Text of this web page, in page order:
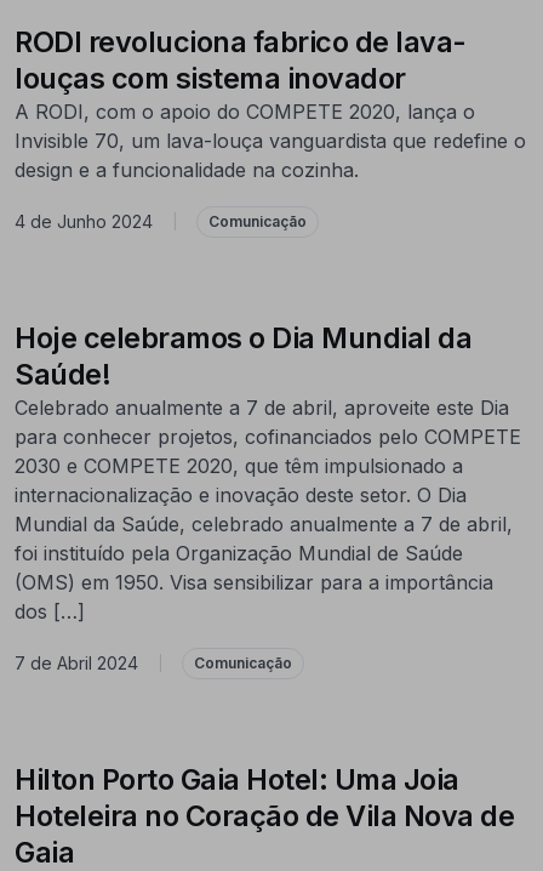
RODI revoluciona fabrico de lava-
louças com sistema inovador
A RODI, com o apoio do COMPETE 2020, lança o
Invisible 70, um lava-louça vanguardista que redefine o
design e a funcionalidade na cozinha.
4 de Junho 2024 Comunicação
Hoje celebramos o Dia Mundial da
Saúde!
Celebrado anualmente a 7 de abril, aproveite este Dia
para conhecer projetos, cofinanciados pelo COMPETE
2030 e COMPETE 2020, que têm impulsionado a
internacionalização e inovação deste setor. O Dia
Mundial da Saúde, celebrado anualmente a 7 de abril,
foi instituído pela Organização Mundial de Saúde
(OMS) em 1950. Visa sensibilizar para a importância
dos […]
7 de Abril 2024 Comunicação
Hilton Porto Gaia Hotel: Uma Joia
Hoteleira no Coração de Vila Nova de
Gaia